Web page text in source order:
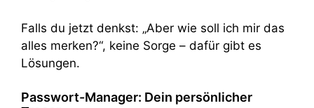
Falls du jetzt denkst: „Aber wie soll ich mir das
alles merken?“, keine Sorge – dafür gibt es
Lösungen.
Passwort-Manager: Dein persönlicher